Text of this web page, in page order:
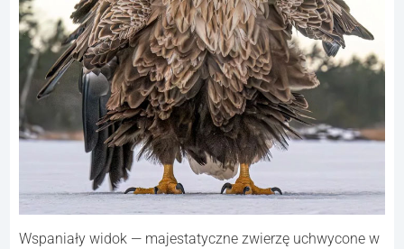
Wspaniały widok — majestatyczne zwierzę uchwycone w